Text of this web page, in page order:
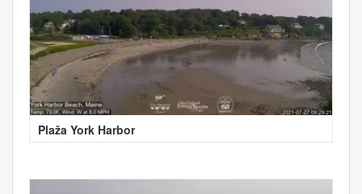
Plaža York Harbor